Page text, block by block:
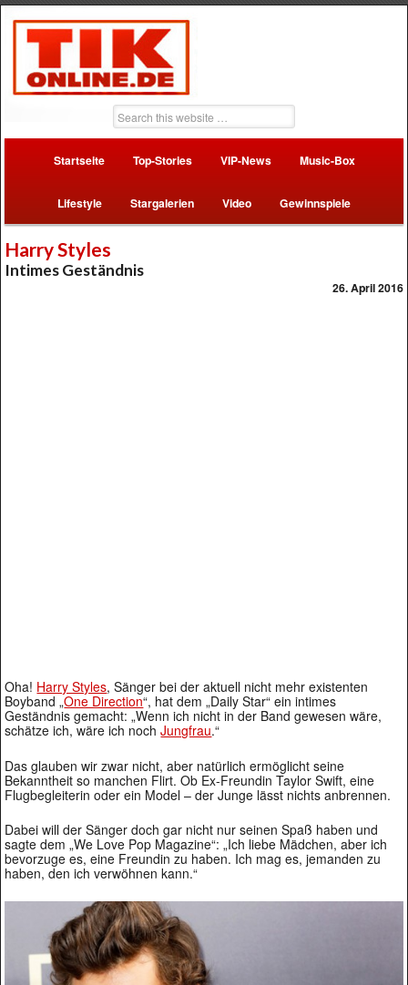
Startseite Top-Stories VIP-News Music-Box
Lifestyle Stargalerien Video Gewinnspiele
Harry Styles
Intimes Geständnis
26. April 2016
Oha! Harry Styles, Sänger bei der aktuell nicht mehr existenten
Boyband „One Direction“, hat dem „Daily Star“ ein intimes
Geständnis gemacht: „Wenn ich nicht in der Band gewesen wäre,
schätze ich, wäre ich nochJungfrau.“
Das glauben wir zwar nicht, aber natürlich ermöglicht seine
Bekanntheit so manchen Flirt. Ob Ex-Freundin Taylor Swift, eine
Flugbegleiterin oder ein Model – der Junge lässt nichts anbrennen.
Dabei will der Sänger doch gar nicht nur seinen Spaß haben und
sagte dem „We Love Pop Magazine“: „Ich liebe Mädchen, aber ich
bevorzuge es, eine Freundin zu haben. Ich mag es, jemanden zu
haben, den ich verwöhnen kann.“